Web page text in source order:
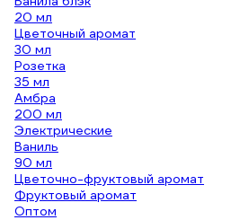
20 мл
Цветочный аромат
30 мл
Розетка
35 мл
Амбра
200 мл
Электрические
Ваниль
90 мл
Цветочно-фруктовый аромат
Фруктовый аромат
Оптом